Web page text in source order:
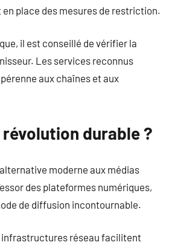
place des mesures de restriction.
il est conseillé de vérifier la
Les services reconnus
aux chaînes et aux
révolution durable ?
moderne aux médias
des plateformes numériques,
de diffusion incontournable.
infrastructures réseau facilitent